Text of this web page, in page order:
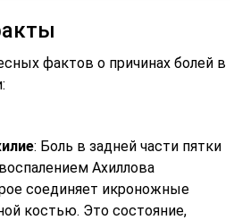
фактов о причинах болей в
: Боль в задней части пятки
Ахиллова
соединяет икроножные
костью. Это состояние,